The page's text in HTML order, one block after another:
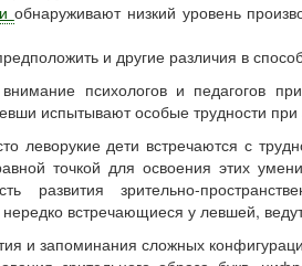
обнаруживают низкий уровень
и другие различия в
внимание психологов и педагогов
испытывают особые трудности
леворукие дети встречаются с
точкой для освоения этих
развития зрительно-
встречающиеся у левшей,
и запоминания сложных